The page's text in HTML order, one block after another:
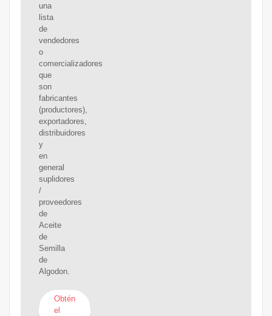
una
lista
de
vendedores
o
comercializadores
que
son
fabricantes
(productores),
exportadores,
distribuidores
y
en
general
suplidores
/
proveedores
de
Aceite
de
Semilla
de
Algodon.
Obtén
el